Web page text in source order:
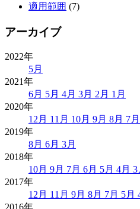
適用範囲 (7)
アーカイブ
2022年
5月
2021年
6月 5月 4月 3月 2月 1月
2020年
12月 11月 10月 9月 8月 7月
2019年
8月 6月 3月
2018年
10月 9月 7月 6月 5月 4月 3
2017年
12月 11月 9月 8月 7月 5月